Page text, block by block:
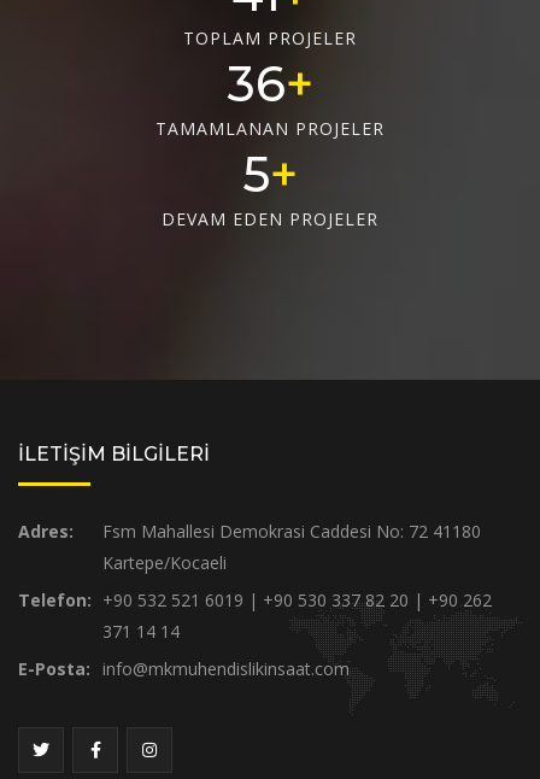
TOPLAM PROJELER
48
TAMAMLANAN PROJELER
6
DEVAM EDEN PROJELER
İLETİŞİM BİLGİLERİ
Adres:
Fsm Mahallesi Demokrasi Caddesi No: 72 41180
Kartepe/Kocaeli
Telefon: +90 532 521 6019 | +90 530 337 82 20 | +90 262
371 14 14
E-Posta:
info@mkmuhendislikinsaat.com